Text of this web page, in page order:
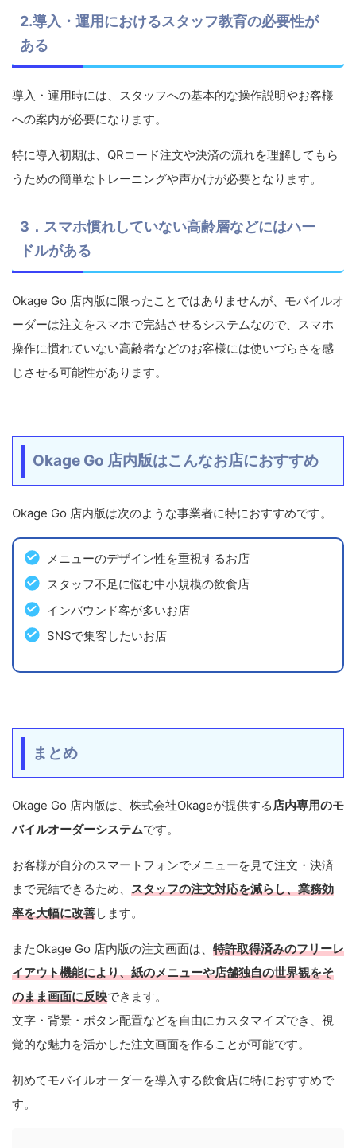
2.導入・運用におけるスタッフ教育の必要性が
ある
導入・運用時には、スタッフへの基本的な操作説明やお客様
への案内が必要になります。
特に導入初期は、QRコード注文や決済の流れを理解してもら
うための簡単なトレーニングや声かけが必要となります。
3．スマホ慣れしていない高齢層などにはハー
ドルがある
Okage Go 店内版に限ったことではありませんが、モバイルオ
ーダーは注文をスマホで完結させるシステムなので、スマホ
操作に慣れていない高齢者などのお客様には使いづらさを感
じさせる可能性があります。
Okage Go 店内版はこんなお店におすすめ
Okage Go 店内版は次のような事業者に特におすすめです。
メニューのデザイン性を重視するお店
スタッフ不足に悩む中小規模の飲食店
インバウンド客が多いお店
SNSで集客したいお店
まとめ
Okage Go 店内版は、株式会社Okageが提供する店内専用のモ
バイルオーダーシステムです。
お客様が自分のスマートフォンでメニューを見て注文・決済
まで完結できるため、 スタッフの注文対応を減らし、業務効
率を大幅に改善します。
またOkage Go 店内版の注文画面は、 特許取得済みのフリーレ
イアウト機能により、紙のメニューや店舗独自の世界観をそ
のまま画面に反映できます。
文字・背景・ボタン配置などを自由にカスタマイズでき、視
覚的な魅力を活かした注文画面を作ることが可能です。
初めてモバイルオーダーを導入する飲食店に特におすすめで
す。